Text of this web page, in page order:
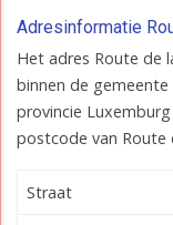
Adresinformatie
Het adres Route de
binnen de
provincie
postcode van Route
Straat